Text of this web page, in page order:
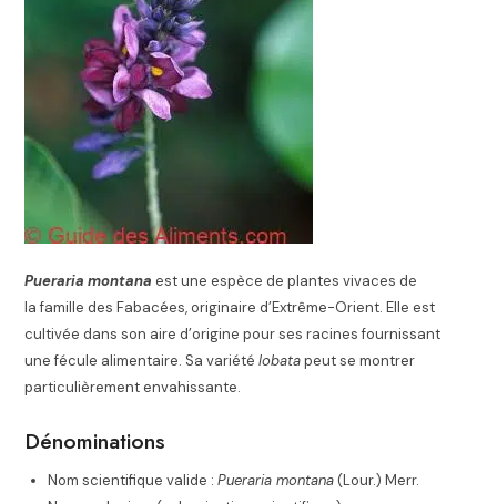
Pueraria montana est une espèce de plantes vivaces de
la famille des Fabacées, originaire d’Extrême-Orient. Elle est
cultivée dans son aire d’origine pour ses racines fournissant
une fécule alimentaire. Sa variétélobatapeut se montrer
particulièrement envahissante.
Dénominations
Nom scientifique valide :Pueraria montana(Lour.) Merr.